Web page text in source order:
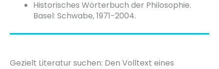
Historisches Wörterbuch der Philosophie.
Basel: Schwabe, 1971-2004.
Gezielt Literatur suchen: Den Volltext eines